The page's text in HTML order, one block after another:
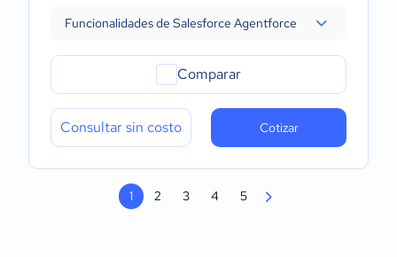
Funcionalidades de Salesforce Agentforce
Comparar
Consultar sin costo Cotizar
1 2 3 4 5